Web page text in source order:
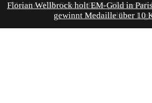
Zweites EM-Gold in Paris | Florian
einer anderen Liga
Florian Wellbrock holt EM-Gold in
gewinnt Medaille über 10